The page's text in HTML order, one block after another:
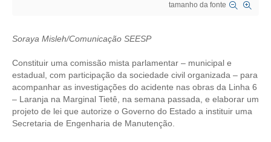
HISTÓRICO E ATUAÇÃO
COMPOSIÇÃO
CONSELHOS ASSESSORES
PERSONALIDADES DA TECNOLOGIA
tamanho da fonte
Soraya Misleh/Comunicação SEESP
Constituir uma comissão mista parlamentar – municipal e
estadual, com participação da sociedade civil organizada – para
acompanhar as investigações do acidente nas obras da Linha 6
– Laranja na Marginal Tietê, na semana passada, e elaborar um
projeto de lei que autorize o Governo do Estado a instituir uma
Secretaria de Engenharia de Manutenção.